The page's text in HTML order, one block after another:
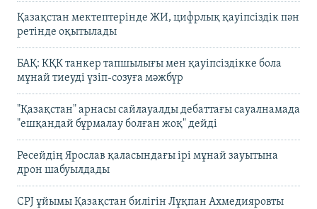
Қазақстан мектептерінде ЖИ, цифрлық қауіпсіздік пән
ретінде оқытылады
БАҚ: КҚК танкер тапшылығы мен қауіпсіздікке бола
мұнай тиеуді үзіп-созуға мәжбүр
"Қазақстан" арнасы сайлауалды дебаттағы сауалнамада
"ешқандай бұрмалау болған жоқ" дейді
Ресейдің Ярослав қаласындағы ірі мұнай зауытына
дрон шабуылдады
CPJ ұйымы Қазақстан билігін Лұқпан Ахмедияровты